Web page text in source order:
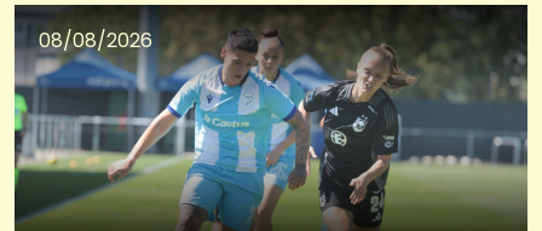
08/08/2026